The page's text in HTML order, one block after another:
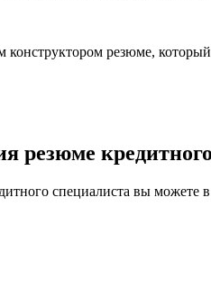
резюме,
резюме
специалиста вы